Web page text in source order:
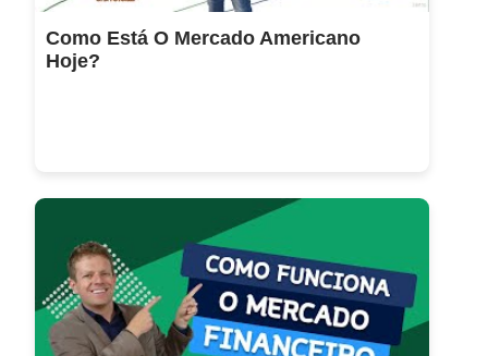
Como Está O Mercado Americano
Hoje?